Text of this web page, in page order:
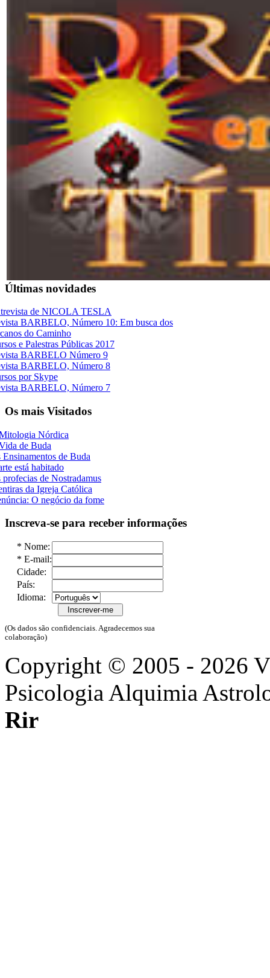
Últimas novidades
de NICOLA TESLA
BARBELO, Número 10: Em busca dos
do Caminho
e Palestras Públicas 2017
BARBELO Número 9
BARBELO, Número 8
por Skype
BARBELO, Número 7
Os mais Visitados
Nórdica
de Buda
Ensinamentos de Buda
está habitado
profecias de Nostradamus
da Igreja Católica
O negócio da fome
Inscreva-se para receber informações
* Nome:
* E-mail:
Cidade:
País:
Idioma:
(Os dados são confidenciais. Agradecemos sua
colaboração)
Copyright © 2005 - 2026
Psicologia Alquimia
Rir